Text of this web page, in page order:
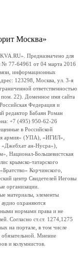
Москва»
Предназначено для
№ 77-64961 от 04 марта 2016
информационных
123298, Москва, ул. 3-я
ответственностью
22). Доменное имя сайта
Федерация и
редактор Бабаян Роман
+7 (495) 950-62-26
в Российской
армия» (УПА), «ИГИЛ»,
ан-Нусра»),
Национал-Большевистская
крымско-татарского
Корчинского,
центр Свидетелей Иеговы
организации.
материалы, элементы
охраняются
нормами права и не
Согласно ст.ст. 1274,1275
на портале, в том числе
обязательной. Мнение
и колумнистов.